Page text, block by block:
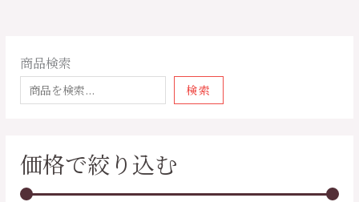
商品検索
検索
価格で絞り込む